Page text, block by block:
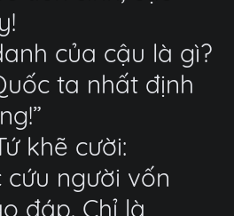
của cậu là gì?
ta nhất định
khẽ cười:
cứu người vốn
đáp. Chỉ là